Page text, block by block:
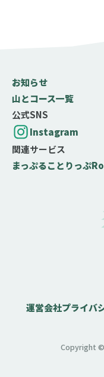
お知らせ
山とコース一覧
公式SNS
Instagram
関連サービス
まっぷることりっぷ
運営会社プライバ
Copyright